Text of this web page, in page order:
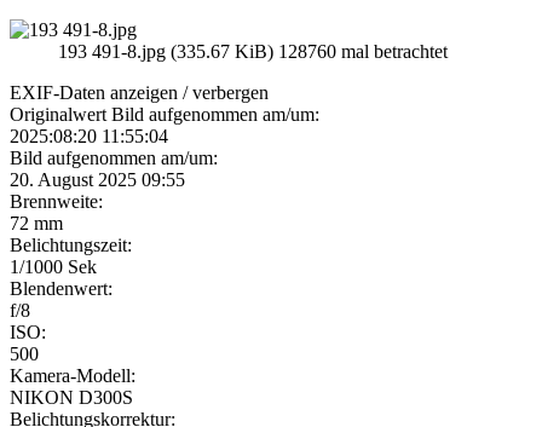
193 491-8.jpg (335.67 KiB) 128760 mal betrachtet
EXIF-Daten anzeigen / verbergen
Originalwert Bild aufgenommen am/um:
2025:08:20 11:55:04
Bild aufgenommen am/um:
20. August 2025 09:55
Brennweite:
72 mm
Belichtungszeit:
1/1000 Sek
Blendenwert:
f/8
ISO:
500
Kamera-Modell:
NIKON D300S
Belichtungskorrektur: